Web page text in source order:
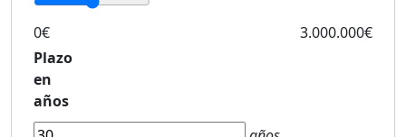
0€
3.000.000€
Plazo
en
años